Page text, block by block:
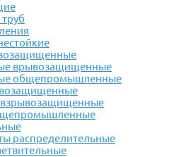
врывозащищенные
общепромышленные
распределительные